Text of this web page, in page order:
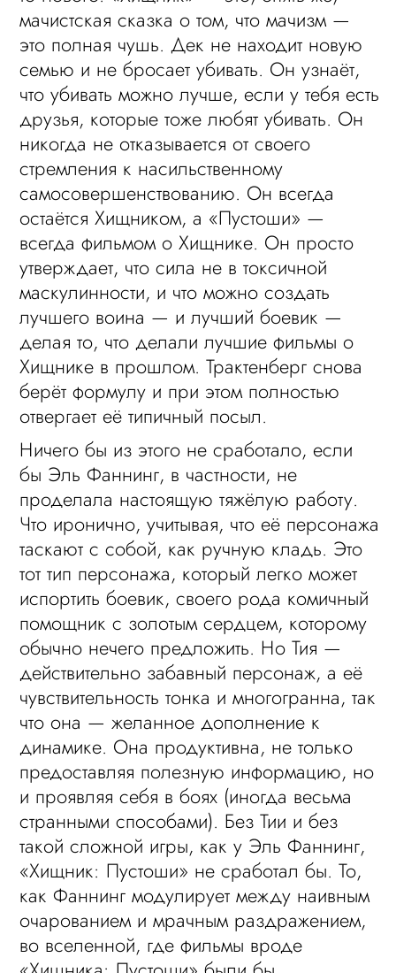
мачистская сказка о том, что мачизм —
это полная чушь. Дек не находит новую
семью и не бросает убивать. Он узнаёт,
что убивать можно лучше, если у тебя есть
друзья, которые тоже любят убивать. Он
никогда не отказывается от своего
стремления к насильственному
самосовершенствованию. Он всегда
остаётся Хищником, а «Пустоши» —
всегда фильмом о Хищнике. Он просто
утверждает, что сила не в токсичной
маскулинности, и что можно создать
лучшего воина — и лучший боевик —
делая то, что делали лучшие фильмы о
Хищнике в прошлом. Трактенберг снова
берёт формулу и при этом полностью
отвергает её типичный посыл.
Ничего бы из этого не сработало, если
бы Эль Фаннинг, в частности, не
проделала настоящую тяжёлую работу.
Что иронично, учитывая, что её персонажа
таскают с собой, как ручную кладь. Это
тот тип персонажа, который легко может
испортить боевик, своего рода комичный
помощник с золотым сердцем, которому
обычно нечего предложить. Но Тия —
действительно забавный персонаж, а её
чувствительность тонка и многогранна, так
что она — желанное дополнение к
динамике. Она продуктивна, не только
предоставляя полезную информацию, но
и проявляя себя в боях (иногда весьма
странными способами). Без Тии и без
такой сложной игры, как у Эль Фаннинг,
«Хищник: Пустоши» не сработал бы. То,
как Фаннинг модулирует между наивным
очарованием и мрачным раздражением,
во вселенной, где фильмы вроде